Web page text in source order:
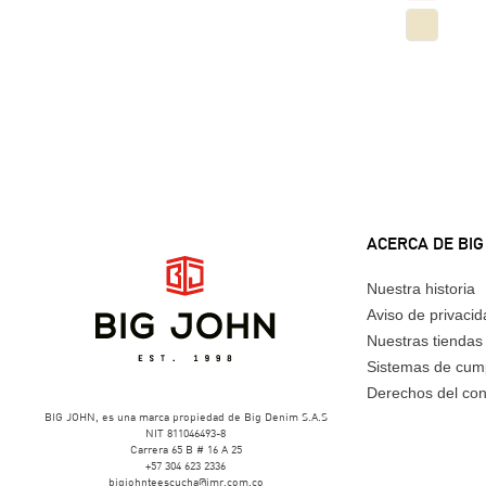
BIG JOHN, es una marca propiedad de Big Denim S.A.S
NIT 811046493-8
Carrera 65 B # 16 A 25
+57 304 623 2336
bigjohnteescucha@imr.com.co
ACERCA DE
Nuestra historia
Aviso de
Nuestras tiendas
Sistemas de
Derechos del